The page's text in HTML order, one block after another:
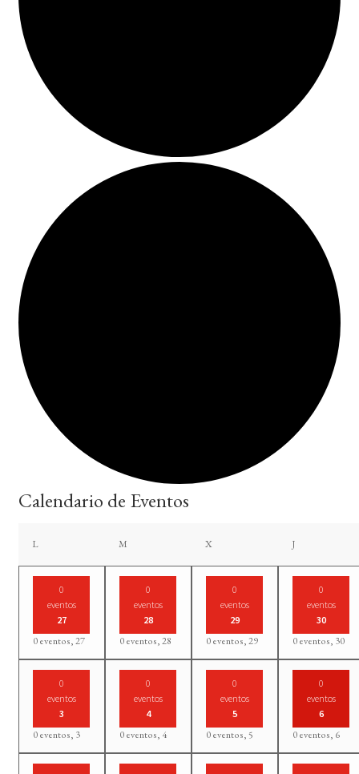
Calendario de Eventos
Llunes Mmartes Xmiércoles Jjueves
0
eventos
27
0 eventos,27
0
eventos
28
0 eventos,28
0
eventos
29
0 eventos,29
0
eventos
30
0 eventos, 30
0
eventos
3
0 eventos, 3
0
eventos
4
0 eventos, 4
0
eventos
5
0 eventos,5
0
eventos
6
0 eventos, 6